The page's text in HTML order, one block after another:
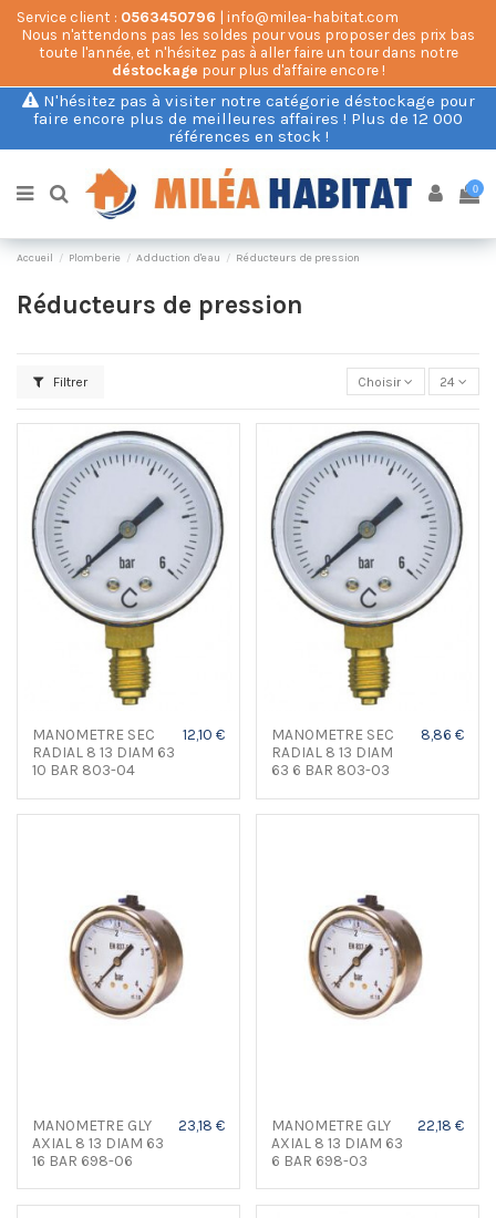
Service client : 0563450796 | info@milea-habitat.com
Nous n'attendons pas les soldes pour vous proposer des prix bas
toute l'année, et n'hésitez pas à aller faire un tour dans notre
déstockage pour plus d'affaire encore !
N'hésitez pas à visiter notre catégorie déstockage pour
faire encore plus de meilleures affaires ! Plus de 12 000
références en stock !
0
Accueil Plomberie Adduction d'eau Réducteurs de pression
Réducteurs de pression
Filtrer Choisir 24
MANOMETRE SEC
RADIAL 8 13 DIAM 63
10 BAR 803-04
12,10 €
MANOMETRE SEC
RADIAL 8 13 DIAM
63 6 BAR 803-03
8,86 €
MANOMETRE GLY
AXIAL 8 13 DIAM 63
16 BAR 698-06
23,18 €
MANOMETRE GLY
AXIAL 8 13 DIAM 63
6 BAR 698-03
22,18 €